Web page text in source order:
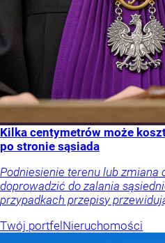
Kilka centymetrów może
po stronie sąsiada
Podniesienie terenu lub zmiana
doprowadzić do zalania
przypadkach przepisy
Twój portfelNieruchomości